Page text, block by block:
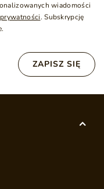
wiadomości
. Subskrypcję
ZAPISZ SIĘ